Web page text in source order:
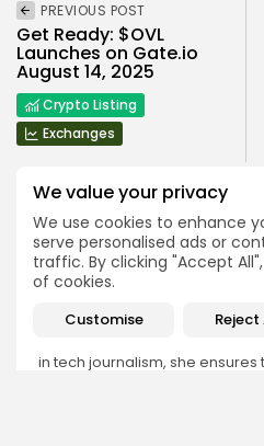
We value your privacy
We use cookies to enhance
serve personalised ads or
traffic. By clicking "Accept
of cookies.
Customise Reject
PREVIOUS POST
Get Ready: $OVL
Launches on Gate.io
August 14, 2025
Crypto Listing
Exchanges
Emily Walker
Emily brings structure, clarity,
in tech journalism, she